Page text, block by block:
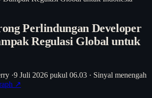
Perlindungan Developer
Regulasi Global untuk
·9 Juli 2026 pukul 06.03 · Sinyal menengah
↗